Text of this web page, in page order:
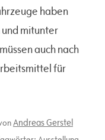
haben
mitunter
auch nach
für
Andreas Gerstel